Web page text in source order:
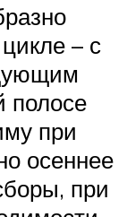
– с
полосе
при
осеннее
при